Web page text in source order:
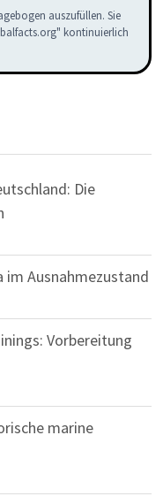
auszufüllen. Sie
kontinuierlich
Die
im Ausnahmezustand
Vorbereitung
marine